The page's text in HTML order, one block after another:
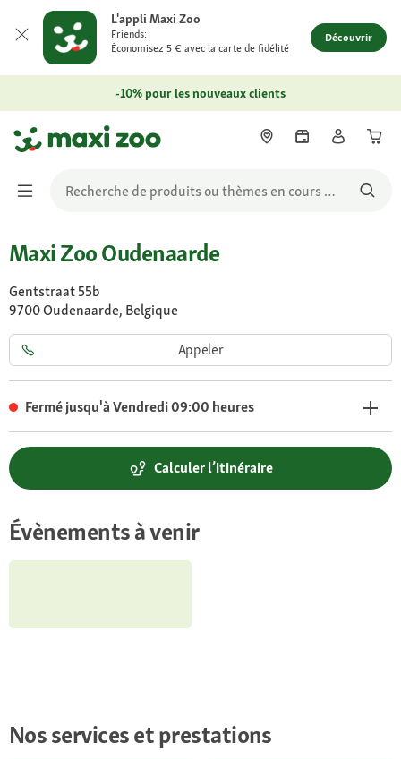
L'appli Maxi Zoo
Friends:
Économisez 5 € avec la carte de fidélité
Découvrir
-10% pour les nouveaux clients
Maxi Zoo Oudenaarde
Gentstraat 55b
9700 Oudenaarde, Belgique
Appeler
Fermé jusqu'à Vendredi 09:00 heures
Calculer l’itinéraire
Évènements à venir
Nos services et prestations